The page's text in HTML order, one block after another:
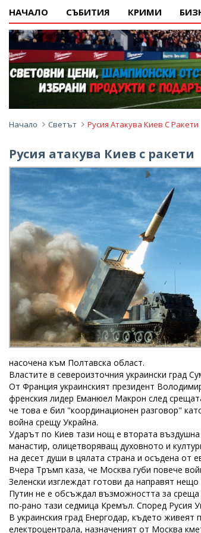
НАЧАЛО СЪБИТИЯ КРИМИ
Начало Светът Русия Атакува Киев С Ракети
Русия атакува Киев с ракети
насочена към Полтавска област.
Властите в североизточния украински град
От Франция украинският президент
френския лидер Еманюел Макрон след
че това е бил "координационен разговор"
война срещу Украйна.
Ударът по Киев тази нощ е втората
манастир, олицетворяващ духовното и
на десет души в цялата страна и осъдена от
Вчера Тръмп каза, че Москва губи повече
Зеленски изглеждат готови да направят
Путин не е обсъждал възможността за
по-рано тази седмица Кремъл. Според Русия
В украинския град Енергодар, където
електроцентрала, назначеният от Москва